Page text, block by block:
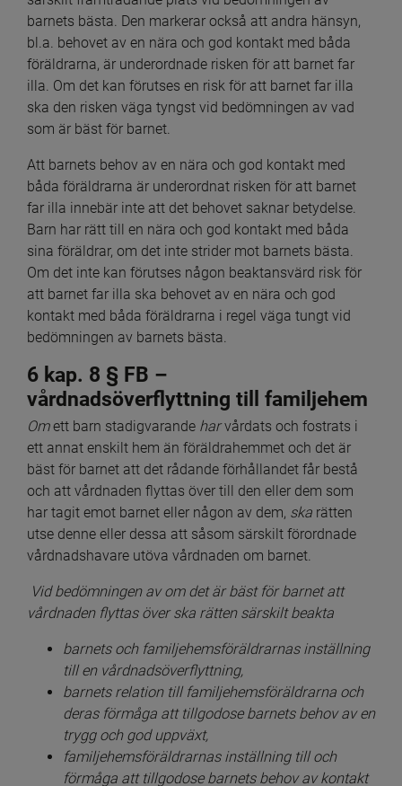
barnets bästa. Den markerar också att andra hänsyn,
bl.a. behovet av en nära och god kontakt med båda
föräldrarna, är underordnade risken för att barnet far
illa. Om det kan förutses en risk för att barnet far illa
ska den risken väga tyngst vid bedömningen av vad
som är bäst för barnet.
Att barnets behov av en nära och god kontakt med
båda föräldrarna är underordnat risken för att barnet
far illa innebär inte att det behovet saknar betydelse.
Barn har rätt till en nära och god kontakt med båda
sina föräldrar, om det inte strider mot barnets bästa.
Om det inte kan förutses någon beaktansvärd risk för
att barnet far illa ska behovet av en nära och god
kontakt med båda föräldrarna i regel väga tungt vid
bedömningen av barnets bästa.
6 kap. 8 § FB –
vårdnadsöverflyttning till familjehem
Om ett barn stadigvarande har vårdats och fostrats i
ett annat enskilt hem än föräldrahemmet och det är
bäst för barnet att det rådande förhållandet får bestå
och att vårdnaden flyttas över till den eller dem som
har tagit emot barnet eller någon av dem, ska rätten
utse denne eller dessa att såsom särskilt förordnade
vårdnadshavare utöva vårdnaden om barnet.
vårdnaden flyttas över ska rätten särskilt beakta
barnets och familjehemsföräldrarnas inställning
till en vårdnadsöverflyttning,
barnets relation till familjehemsföräldrarna och
deras förmåga att tillgodose barnets behov av en
trygg och god uppväxt,
familjehemsföräldrarnas inställning till och
förmåga att tillgodose barnets behov av kontakt